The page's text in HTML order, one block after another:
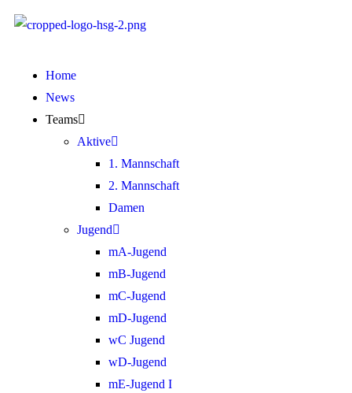
Home
News
Teams
Aktive
1. Mannschaft
2. Mannschaft
Damen
Jugend
mA-Jugend
mB-Jugend
mC-Jugend
mD-Jugend
wC Jugend
wD-Jugend
mE-Jugend I